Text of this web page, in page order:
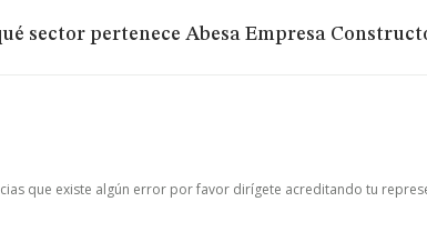
sector pertenece Abesa Empresa
que existe algún error por favor dirígete acreditando tu